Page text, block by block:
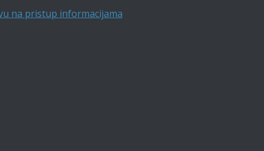
na pristup informacijama